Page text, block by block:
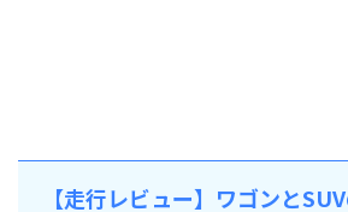
【走行レビュー】ワゴンと